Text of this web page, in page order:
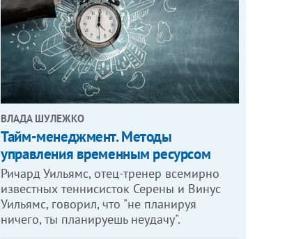
ВЛАДА ШУЛЕЖКО
Тайм-менеджмент. Методы
управления временным ресурсом
Ричард Уильямс, отец-тренер всемирно
известных теннисисток Серены и Винус
Уильямс, говорил, что "не планируя
ничего, ты планируешь неудачу".